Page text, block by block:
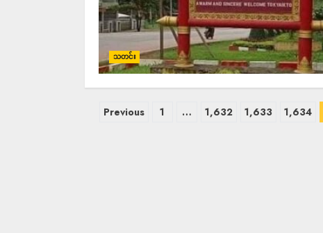
သတင်း
Previous 1 … 1,632 1,633 1,634